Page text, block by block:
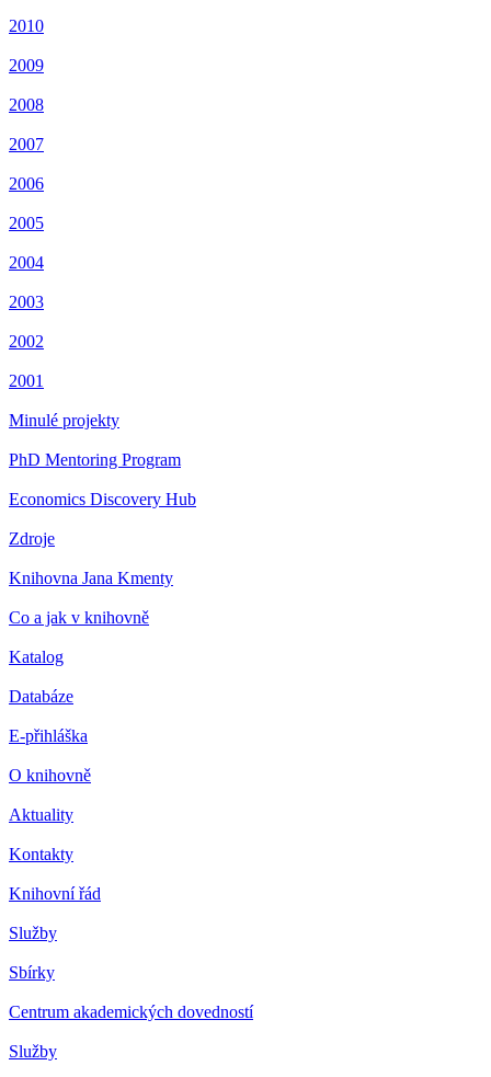
2010
2009
2008
2007
2006
2005
2004
2003
2002
2001
Minulé projekty
PhD Mentoring Program
Economics Discovery Hub
Zdroje
Knihovna Jana Kmenty
Co a jak v knihovně
Katalog
Databáze
E-přihláška
O knihovně
Aktuality
Kontakty
Knihovní řád
Služby
Sbírky
Centrum akademických dovedností
Služby